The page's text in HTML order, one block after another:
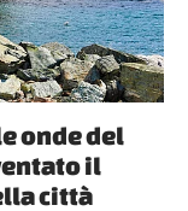
onde del
il
città